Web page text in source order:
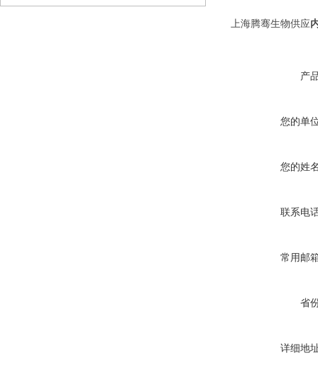
上海腾骞生物供应
产
您的单
您的姓
联系电
常用邮
省
详细地